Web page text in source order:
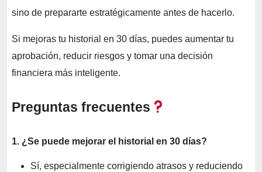
sino de prepararte estratégicamente antes de hacerlo.
Si mejoras tu historial en 30 días, puedes aumentar tu
aprobación, reducir riesgos y tomar una decisión
financiera más inteligente.
Preguntas frecuentes
1. ¿Se puede mejorar el historial en 30 días?
Sí, especialmente corrigiendo atrasos y reduciendo